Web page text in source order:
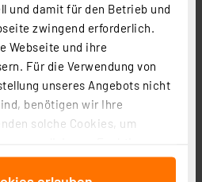
und damit für den Betrieb und
zwingend erforderlich.
Webseite und ihre
Für die Verwendung von
unseres Angebots nicht
benötigen wir Ihre
solche Cookies, um
zu können und die Zugriffe
AA Big Box 24